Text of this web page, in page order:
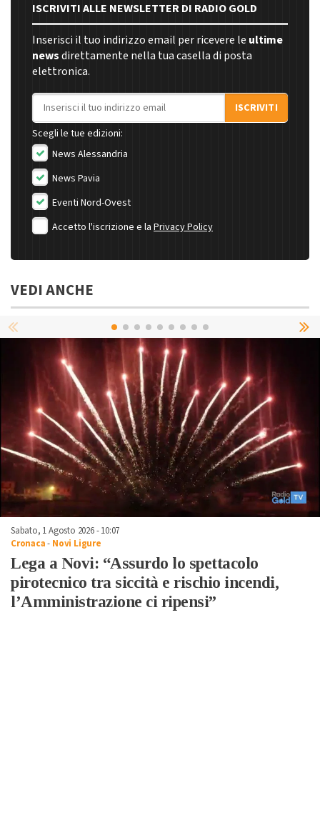
ISCRIVITI ALLE NEWSLETTER DI RADIO GOLD
Inserisci il tuo indirizzo email per ricevere le ultime
newsdirettamente nella tua casella di posta
elettronica.
Indirizzo email
ISCRIVITI
Scegli le tue edizioni:
News Alessandria
News Pavia
Eventi Nord-Ovest
Accetto l'iscrizione e la Privacy Policy
VEDI ANCHE
Sabato, 1 Agosto 2026 - 10:07
Cronaca- Novi Ligure
Lega a Novi: “Assurdo lo spettacolo
pirotecnico tra siccità e rischio incendi,
l’Amministrazione ci ripensi”